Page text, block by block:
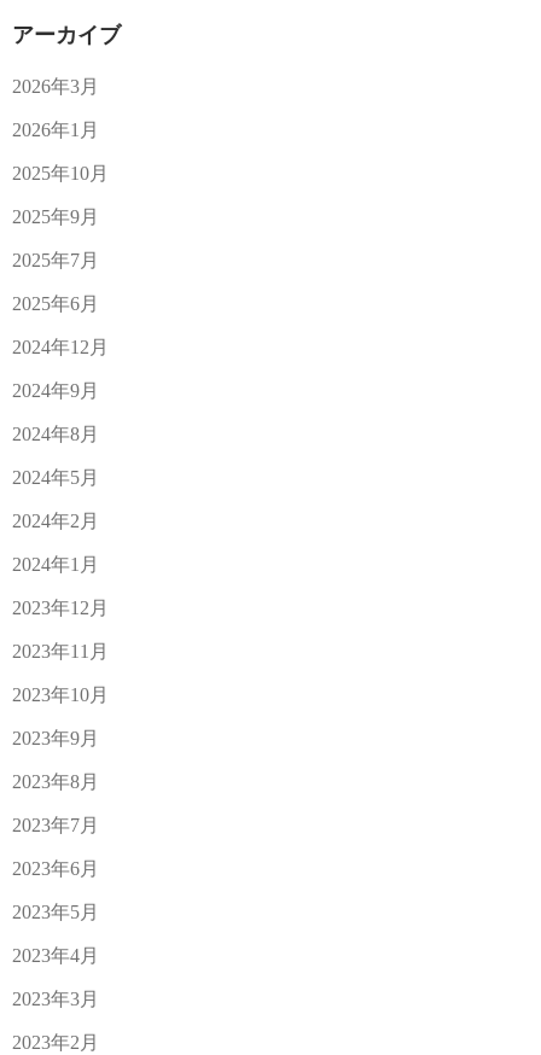
アーカイブ
2026年3月
2026年1月
2025年10月
2025年9月
2025年7月
2025年6月
2024年12月
2024年9月
2024年8月
2024年5月
2024年2月
2024年1月
2023年12月
2023年11月
2023年10月
2023年9月
2023年8月
2023年7月
2023年6月
2023年5月
2023年4月
2023年3月
2023年2月